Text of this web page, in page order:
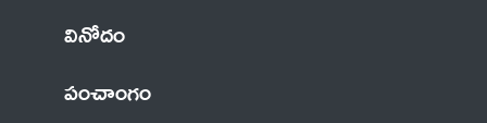
వినోదం
పంచాంగం